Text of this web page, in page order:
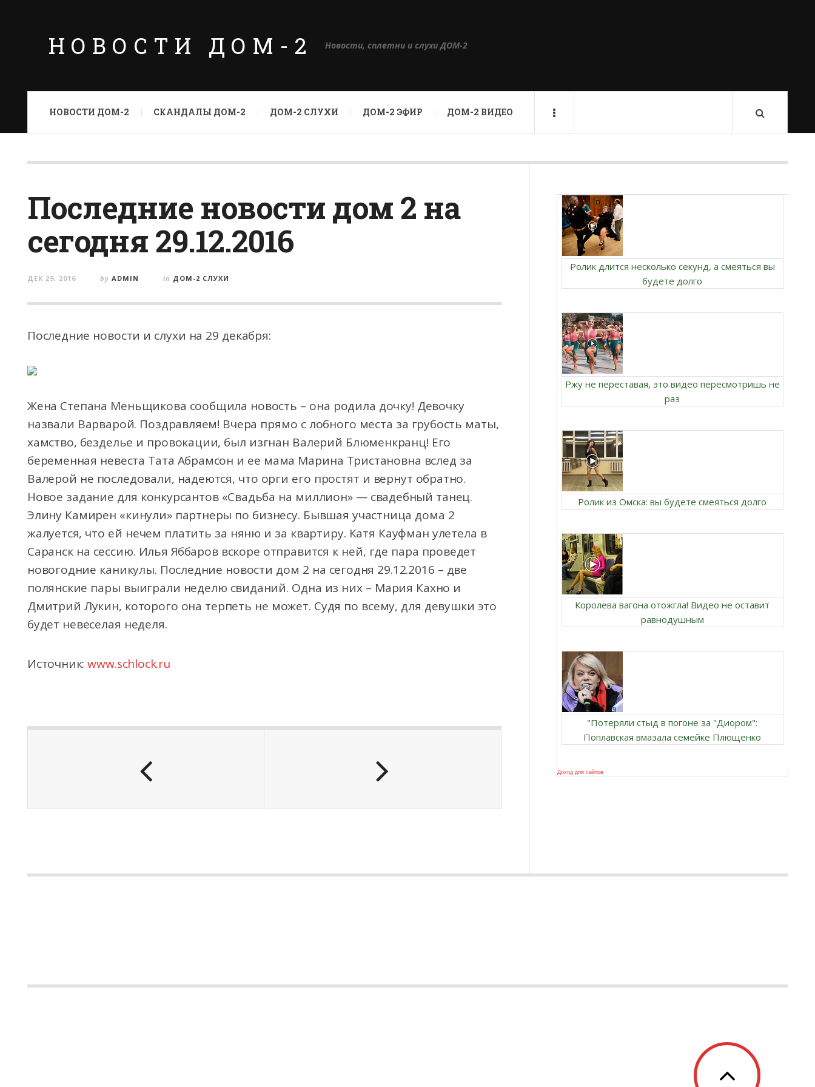
НОВОСТИ ДОМ-2 Новости, сплетни и слухи ДОМ-2
НОВОСТИ ДОМ-2 СКАНДАЛЫ ДОМ-2 ДОМ-2 СЛУХИ ДОМ-2 ЭФИР ДОМ-2 ВИДЕО
Последние новости дом 2 на
сегодня 29.12.2016
ДЕК 29, 2016 by ADMIN in ДОМ-2 СЛУХИ
Последние новости и слухи на 29 декабря:
Жена Степана Меньщикова сообщила новость – она родила дочку! Девочку
назвали Варварой. Поздравляем! Вчера прямо с лобного места за грубость маты,
хамство, безделье и провокации, был изгнан Валерий Блюменкранц! Его
беременная невеста Тата Абрамсон и ее мама Марина Тристановна вслед за
Валерой не последовали, надеются, что орги его простят и вернут обратно.
Новое задание для конкурсантов «Свадьба на миллион» — свадебный танец.
Элину Камирен «кинули» партнеры по бизнесу. Бывшая участница дома 2
жалуется, что ей нечем платить за няню и за квартиру. Катя Кауфман улетела в
Саранск на сессию. Илья Яббаров вскоре отправится к ней, где пара проведет
новогодние каникулы. Последние новости дом 2 на сегодня 29.12.2016 – две
полянские пары выиграли неделю свиданий. Одна из них – Мария Кахно и
Дмитрий Лукин, которого она терпеть не может. Судя по всему, для девушки это
будет невеселая неделя.
Источник:www.schlock.ru
Ролик длится несколько секунд, а смеяться вы
будете долго
Ржу не переставая, это видео пересмотришь не
раз
Ролик из Омска: вы будете смеяться долго
Королева вагона отожгла! Видео не оставит
равнодушным
"Потеряли стыд в погоне за "Диором":
Поплавская вмазала семейке Плющенко
Доход для сайтов